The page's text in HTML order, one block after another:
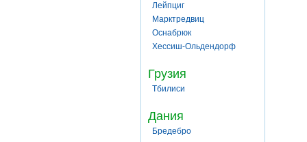
Лейпциг
Марктредвиц
Оснабрюк
Хессиш-Ольдендорф
Грузия
Тбилиси
Дания
Бредебро